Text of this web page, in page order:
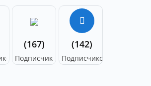
(167)
Подписчиков
(142)
Подписчиков